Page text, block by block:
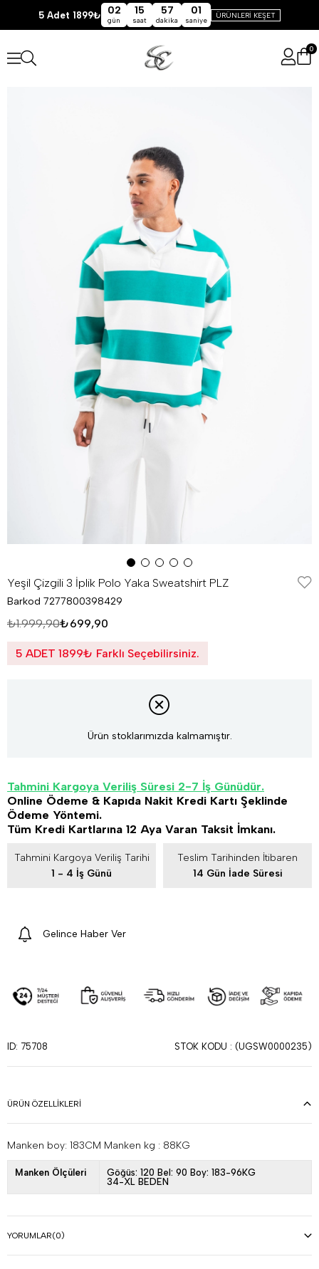
5 Adet 1899₺ 02
gün
15
saat
57
dakika
01
saniye
ÜRÜNLERİ KEŞET
0
Yeşil Çizgili 3 İplik Polo Yaka Sweatshirt PLZ
Barkod 7277800398429
₺1.999,90₺699,90
5 ADET 1899₺ Farklı Seçebilirsiniz.
Ürün stoklarımızda kalmamıştır.
Tahmini Kargoya Veriliş Süresi 2-7 İş Günüdür.
Online Ödeme & Kapıda Nakit Kredi Kartı Şeklinde
Ödeme Yöntemi.
Tüm Kredi Kartlarına 12 Aya Varan Taksit İmkanı.
Tahmini Kargoya Veriliş Tarihi
1 - 4 İş Günü
Teslim Tarihinden İtibaren
14 Gün İade Süresi
Gelince Haber Ver
ID: 75708 STOK KODU (UGSW0000235)
ÜRÜN ÖZELLIKLERI
Manken boy: 183CM Manken kg : 88KG
Manken Ölçüleri
Göğüs: 120 Bel: 90 Boy: 183-96KG
34-XL BEDEN
YORUMLAR(0)